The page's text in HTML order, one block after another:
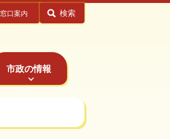
窓口案内 検索
市政の情報